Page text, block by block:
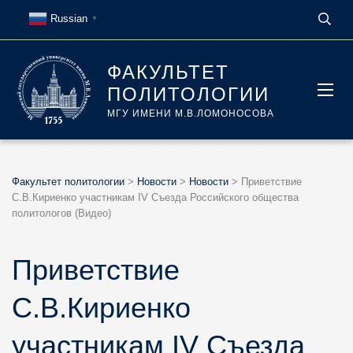
ФАКУЛЬТЕТ
ПОЛИТОЛОГИИ
МГУ ИМЕНИ М.В.ЛОМОНОСОВА
Факультет политологии > Новости > Новости > Приветствие
С.В.Кириенко участникам IV Съезда Российского общества
политологов (Видео)
Приветствие
С.В.Кириенко
участникам IV Съезда
Russian ▼